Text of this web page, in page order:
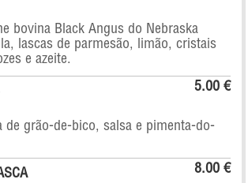
bovina Black Angus do Nebraska
lascas de parmesão, limão, cristais
e azeite.
5.00 €
de grão-de-bico, salsa e pimenta-do-
8.00 €